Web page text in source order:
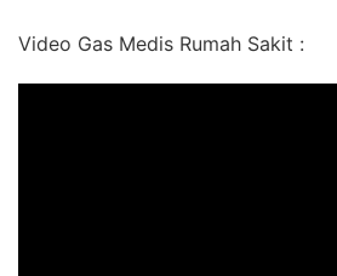
Video Gas Medis Rumah Sakit :